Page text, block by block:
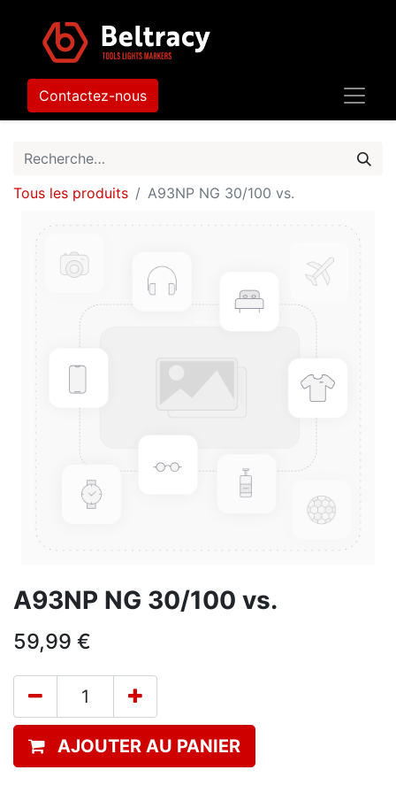
Contactez-nous
Tous les produits A93NP NG 30/100 vs.
A93NP NG 30/100 vs.
59,99 €
AJOUTER AU PANIER